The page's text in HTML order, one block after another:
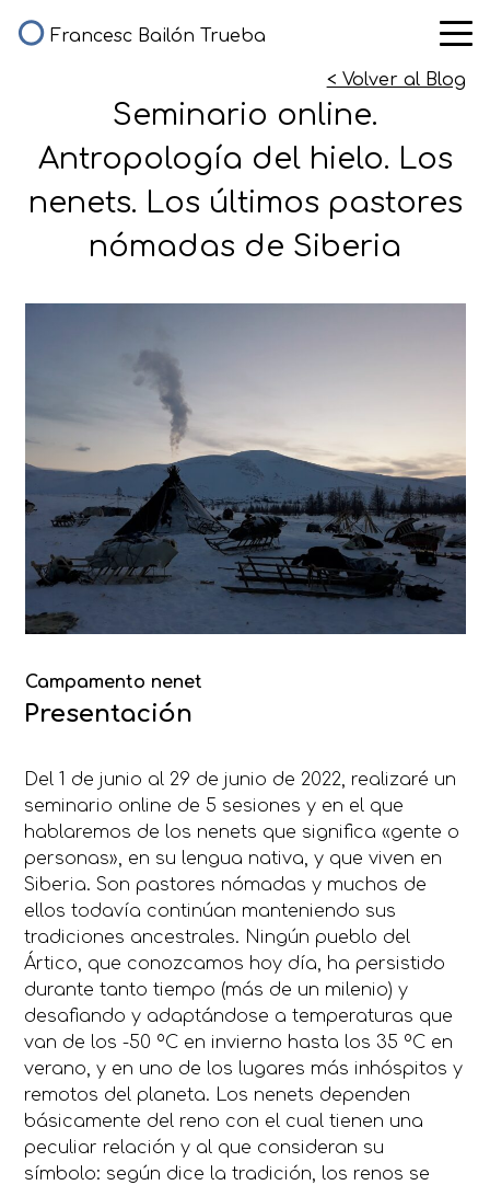
Francesc Bailón Trueba
< Volver al Blog
Seminario online.
Antropología del hielo. Los
nenets. Los últimos pastores
nómadas de Siberia
Campamento nenet
Presentación
Del 1 de junio al 29 de junio de 2022, realizaré un
seminario online de 5 sesiones y en el que
hablaremos de los nenets que significa «gente o
personas», en su lengua nativa, y que viven en
Siberia. Son pastores nómadas y muchos de
ellos todavía continúan manteniendo sus
tradiciones ancestrales. Ningún pueblo del
Ártico, que conozcamos hoy día, ha persistido
durante tanto tiempo (más de un milenio) y
desafiando y adaptándose a temperaturas que
van de los -50 ºC en invierno hasta los 35 ºC en
verano, y en uno de los lugares más inhóspitos y
remotos del planeta. Los nenets dependen
básicamente del reno con el cual tienen una
peculiar relación y al que consideran su
símbolo: según dice la tradición, los renos se